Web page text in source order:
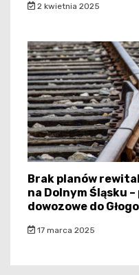
2 kwietnia 2025
Brak planów
na Dolnym Śląsku
dowozowe do
17 marca 2025